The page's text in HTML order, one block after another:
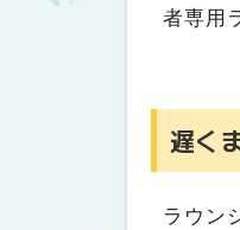
者専用
遅く
ラウン